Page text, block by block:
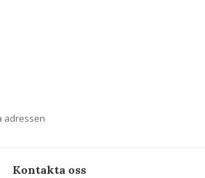
adressen
Kontakta oss